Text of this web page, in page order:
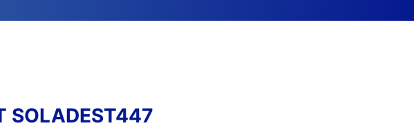
SOLADEST447